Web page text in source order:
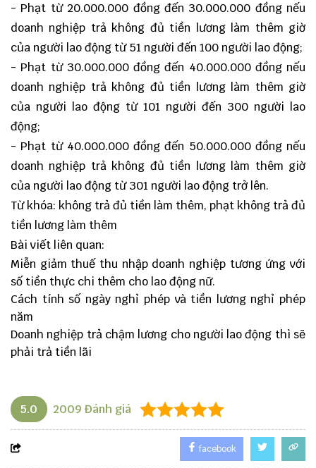
- Phạt từ 20.000.000 đồng đến 30.000.000 đồng nếu
doanh nghiệp trả không đủ tiền lương làm thêm giờ
của người lao động từ 51 người đến 100 người lao động;
- Phạt từ 30.000.000 đồng đến 40.000.000 đồng nếu
doanh nghiệp trả không đủ tiền lương làm thêm giờ
của người lao động từ 101 người đến 300 người lao
động;
- Phạt từ 40.000.000 đồng đến 50.000.000 đồng nếu
doanh nghiệp trả không đủ tiền lương làm thêm giờ
của người lao động từ 301 người lao động trở lên.
Từ khóa: không trả đủ tiền làm thêm, phạt không trả đủ
tiền lương làm thêm
Bài viết liên quan:
Miễn giảm thuế thu nhập doanh nghiệp tương ứng với
số tiền thực chi thêm cho lao động nữ.
Cách tính số ngày nghỉ phép và tiền lương nghỉ phép
năm
Doanh nghiệp trả chậm lương cho người lao động thì sẽ
phải trả tiền lãi
5.0 2009 Đánh giá
facebook